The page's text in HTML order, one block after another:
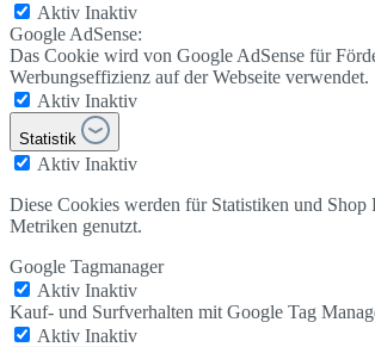
Aktiv Inaktiv
Google AdSense:
Das Cookie wird von Google AdSense für
Werbungseffizienz auf der Webseite verwendet.
Aktiv Inaktiv
Statistik
Aktiv Inaktiv
Diese Cookies werden für Statistiken und Shop
Metriken genutzt.
Google Tagmanager
Aktiv Inaktiv
Kauf- und Surfverhalten mit Google Tag
Aktiv Inaktiv